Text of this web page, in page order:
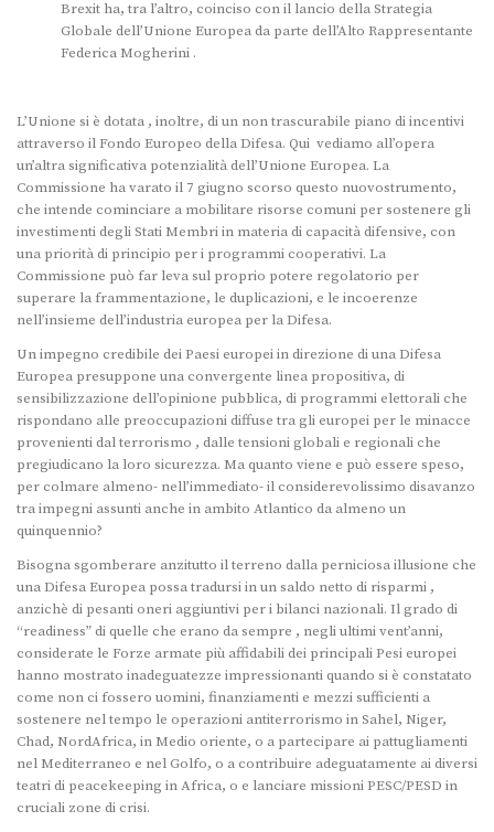
Brexit ha, tra l’altro, coinciso con il lancio della Strategia
Globale dell’Unione Europea da parte dell’Alto Rappresentante
Federica Mogherini .
L’Unione si è dotata , inoltre, di un non trascurabile piano di incentivi
attraverso il Fondo Europeo della Difesa. Qui vediamo all’opera
un’altra significativa potenzialità dell’Unione Europea. La
Commissione ha varato il 7 giugno scorso questo nuovostrumento,
che intende cominciare a mobilitare risorse comuni per sostenere gli
investimenti degli Stati Membri in materia di capacità difensive, con
una priorità di principio per i programmi cooperativi. La
Commissione può far leva sul proprio potere regolatorio per
superare la frammentazione, le duplicazioni, e le incoerenze
nell’insieme dell’industria europea per la Difesa.
Un impegno credibile dei Paesi europei in direzione di una Difesa
Europea presuppone una convergente linea propositiva, di
sensibilizzazione dell’opinione pubblica, di programmi elettorali che
rispondano alle preoccupazioni diffuse tra gli europei per le minacce
provenienti dal terrorismo , dalle tensioni globali e regionali che
pregiudicano la loro sicurezza. Ma quanto viene e può essere speso,
per colmare almeno- nell’immediato- il considerevolissimo disavanzo
tra impegni assunti anche in ambito Atlantico da almeno un
quinquennio?
Bisogna sgomberare anzitutto il terreno dalla perniciosa illusione che
una Difesa Europea possa tradursi in un saldo netto di risparmi ,
anzichè di pesanti oneri aggiuntivi per i bilanci nazionali. Il grado di
“readiness” di quelle che erano da sempre , negli ultimi vent’anni,
considerate le Forze armate più affidabili dei principali Pesi europei
hanno mostrato inadeguatezze impressionanti quando si è constatato
come non ci fossero uomini, finanziamenti e mezzi sufficienti a
sostenere nel tempo le operazioni antiterrorismo in Sahel, Niger,
Chad, NordAfrica, in Medio oriente, o a partecipare ai pattugliamenti
nel Mediterraneo e nel Golfo, o a contribuire adeguatamente ai diversi
teatri di peacekeeping in Africa, o e lanciare missioni PESC/PESD in
cruciali zone di crisi.